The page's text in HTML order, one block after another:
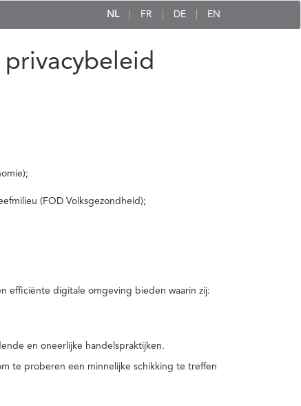
NL FR DE EN
(FOD Volksgezondheid);
efficiënte digitale omgeving bieden waarin zij:
en oneerlijke handelspraktijken.
te proberen een minnelijke schikking te treffen